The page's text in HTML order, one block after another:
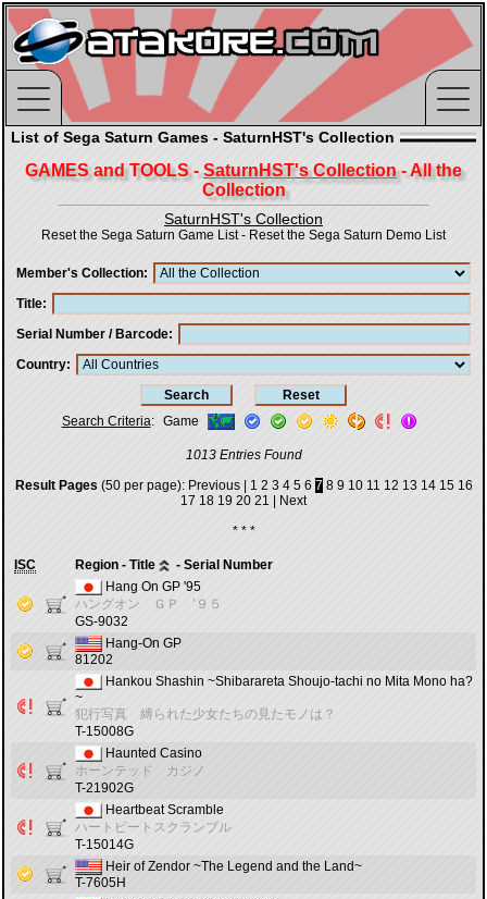
List of Sega Saturn Games - SaturnHST's Collection
GAMES and TOOLS - SaturnHST's Collection- All the
Collection
SaturnHST's Collection
Reset the Sega Saturn Game List- Reset the Sega Saturn Demo List
Member's Collection
Title
Serial Number / Barcode
Country
Search Criteria: Game
1013 Entries Found
Result Pages (50 per page): Previous| 1 2 3 4 5 6 7 8 9 10 11 12 13 14 15 16
17 18 19 20 21
Next
* * *
ISC Region - Title
- Serial Number
Hang On GP '95
ハングオン ＧＰ ’９５
GS-9032
Hang-On GP
81202
Hankou Shashin ~Shibarareta Shoujo-tachi no Mita Mono ha?
~
犯行写真 縛られた少女たちの見たモノは？
T-15008G
Haunted Casino
ホーンテッド カジノ
T-21902G
Heartbeat Scramble
ハートビートスクランブル
T-15014G
Heir of Zendor ~The Legend and the Land~
T-7605H